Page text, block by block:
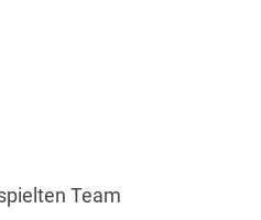
Team